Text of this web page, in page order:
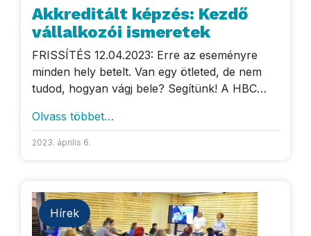
Akkreditált képzés: Kezdő
vállalkozói ismeretek
FRISSÍTÉS 12.04.2023: Erre az eseményre
minden hely betelt. Van egy ötleted, de nem
tudod, hogyan vágj bele? Segítünk! A HBC…
Olvass többet…
2023. április 6.
Hírek